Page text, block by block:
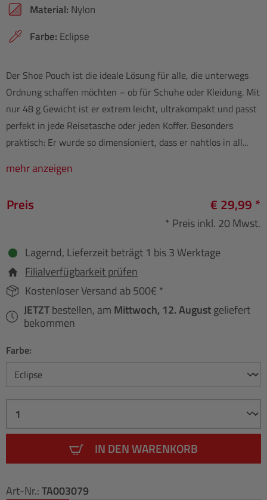
Material: Nylon
Farbe: Eclipse
Der Shoe Pouch ist die ideale Lösung für alle, die unterwegs
Ordnung schaffen möchten – ob für Schuhe oder Kleidung. Mit
nur 48 g Gewicht ist er extrem leicht, ultrakompakt und passt
perfekt in jede Reisetasche oder jeden Koffer. Besonders
praktisch: Er wurde so dimensioniert, dass er nahtlos in all...
mehr anzeigen
Preis € 29,99 *
* Preis inkl. 20 Mwst.
Lagernd, Lieferzeit beträgt 1 bis 3 Werktage
Filialverfügbarkeit prüfen
Kostenloser Versand ab 500€ *
JETZTbestellen, am Mittwoch, 12. Augustgeliefert
bekommen
Farbe:
IN DEN WARENKORB
Art-Nr.:TA003079